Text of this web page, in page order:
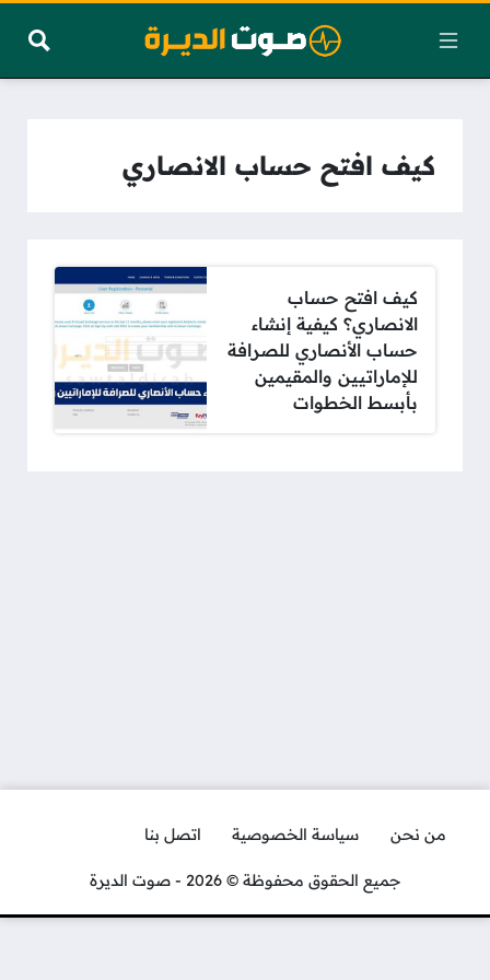
كيف افتح حساب الانصاري
كيف افتح حساب
الانصاري؟ كيفية إنشاء
حساب الأنصاري للصرافة
للإماراتيين والمقيمين
بأبسط الخطوات
من نحن سياسة الخصوصية اتصل بنا
جميع الحقوق محفوظة © 2026 - صوت الديرة